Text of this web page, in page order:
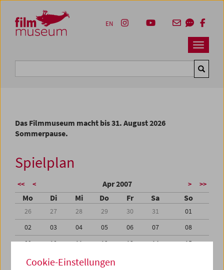
Zum Inhalt
Zum Hauptmenü
Zur Servicenavigation
Zum Suche
Navbar
EN
Das Filmmuseum macht bis 31. August 2026
Sommerpause.
Spielplan
<< < Apr 2007 > >>
Mo Di Mi Do Fr Sa So
26 27 28 29 30 31
01
02
03 04 05 06 07
08
09
10 11 12 13 14
15
16
17 18 19
Cookie-Einstellungen